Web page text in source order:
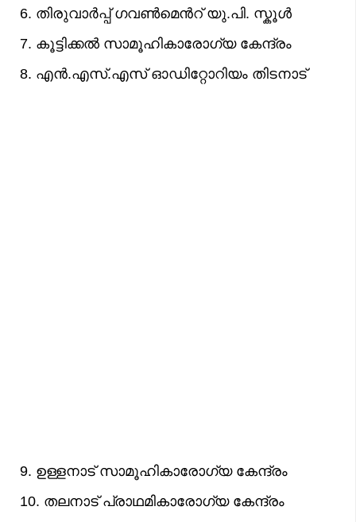
6. തിരുവാര്‍പ്പ് ഗവണ്‍മെന്‍റ് യു.പി. സ്കൂള്‍
7. കൂട്ടിക്കല്‍ സാമൂഹികാരോഗ്യ കേന്ദ്രം
8. എന്‍.എസ്.എസ് ഓഡിറ്റോറിയം തിടനാട്
9. ഉള്ളനാട് സാമൂഹികാരോഗ്യ കേന്ദ്രം
10. തലനാട് പ്രാഥമികാരോഗ്യ കേന്ദ്രം